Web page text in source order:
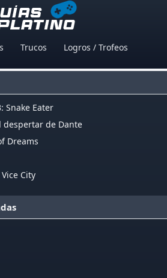
Trucos Logros / Trofeos
Snake Eater
despertar de Dante
Dreams
City